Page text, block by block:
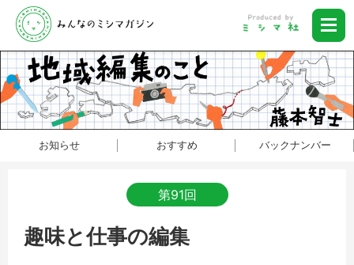
お知らせ おすすめ バックナンバー
第91回
趣味と仕事の編集